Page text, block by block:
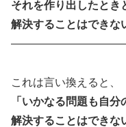
それを作り出したとき
解決することはできな
これは言い換えると、
「いかなる問題も自
解決することはできな